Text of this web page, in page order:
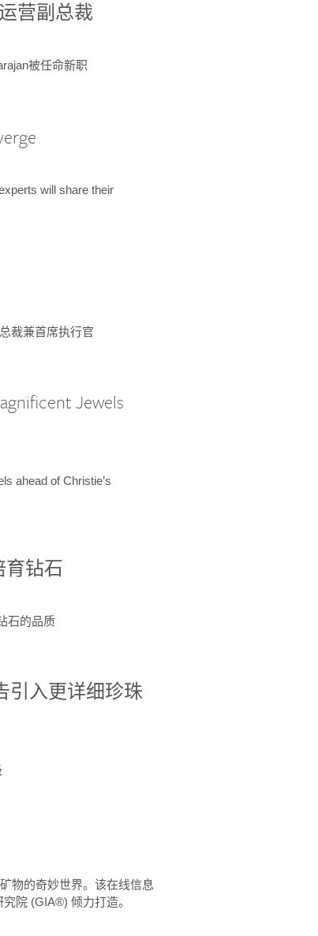
营副总裁
被任命新职
will share their
裁兼首席执行官
Jewels
ahead of Christie’s
育钻石
石的品质
引入更详细珍珠
物的奇妙世界。该在线信息
院 (GIA®) 倾力打造。